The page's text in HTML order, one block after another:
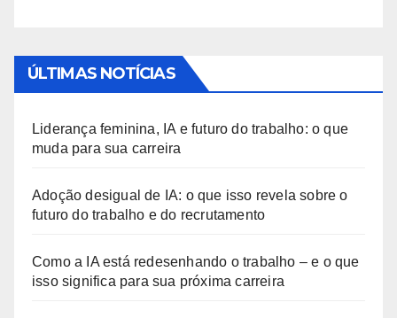
ÚLTIMAS NOTÍCIAS
Liderança feminina, IA e futuro do trabalho: o que
muda para sua carreira
Adoção desigual de IA: o que isso revela sobre o
futuro do trabalho e do recrutamento
Como a IA está redesenhando o trabalho – e o que
isso significa para sua próxima carreira